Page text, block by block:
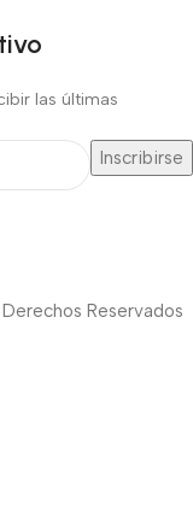
las últimas
Derechos Reservados